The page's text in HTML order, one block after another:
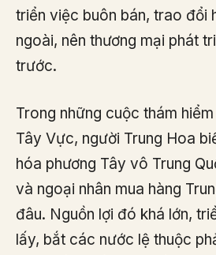
triển việc buôn bán, trao đổi
ngoài, nên thương mại phát
trước.
Trong những cuộc thám
Tây Vực, người Trung Hoa
hóa phương Tây vô Trung
và ngoại nhân mua hàng
đâu. Nguồn lợi đó khá lớn,
lấy, bắt các nước lệ thuộc